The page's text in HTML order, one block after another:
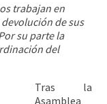
trabajan en
de sus
su parte la
del
Tras la
Asamblea